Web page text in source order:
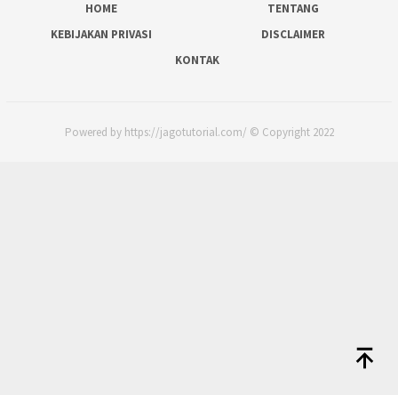
HOME
TENTANG
KEBIJAKAN PRIVASI
DISCLAIMER
KONTAK
Powered by https://jagotutorial.com/ © Copyright 2022